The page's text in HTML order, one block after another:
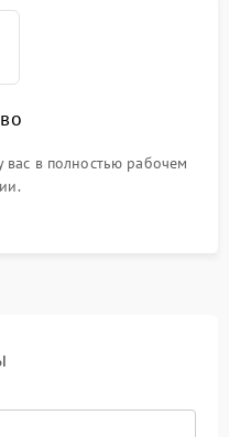
в полностью рабочем